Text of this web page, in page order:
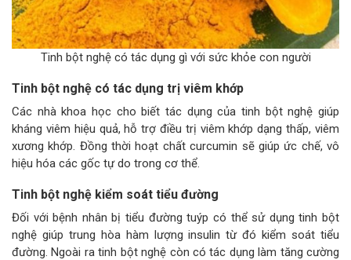
Tinh bột nghệ có tác dụng gì với sức khỏe con người
Tinh bột nghệ có tác dụng trị viêm khớp
Các nhà khoa học cho biết tác dụng của tinh bột nghệ giúp
kháng viêm hiệu quả, hỗ trợ điều trị viêm khớp dạng thấp, viêm
xương khớp. Đồng thời hoạt chất curcumin sẽ giúp ức chế, vô
hiệu hóa các gốc tự do trong cơ thể.
Tinh bột nghệ kiểm soát tiểu đường
Đối với bệnh nhân bị tiểu đường tuýp có thể sử dụng tinh bột
nghệ giúp trung hòa hàm lượng insulin từ đó kiểm soát tiểu
đường. Ngoài ra tinh bột nghệ còn có tác dụng làm tăng cường